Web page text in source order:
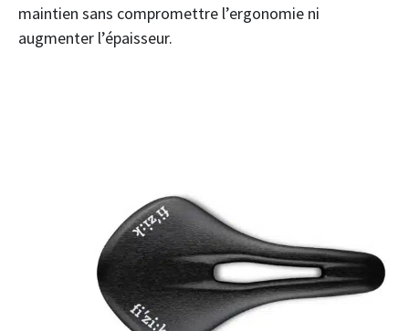
maintien sans compromettre l’ergonomie ni
augmenter l’épaisseur.